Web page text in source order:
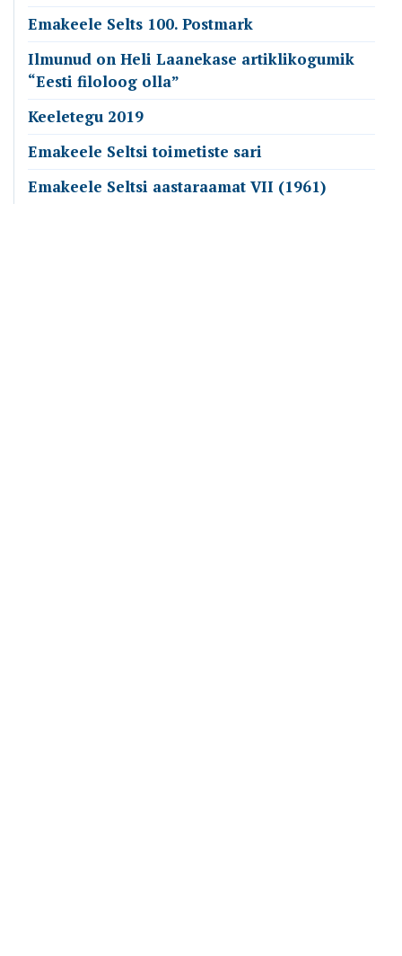
Emakeele Selts 100. Postmark
Ilmunud on Heli Laanekase artiklikogumik
“Eesti filoloog olla”
Keeletegu 2019
Emakeele Seltsi toimetiste sari
Emakeele Seltsi aastaraamat VII (1961)